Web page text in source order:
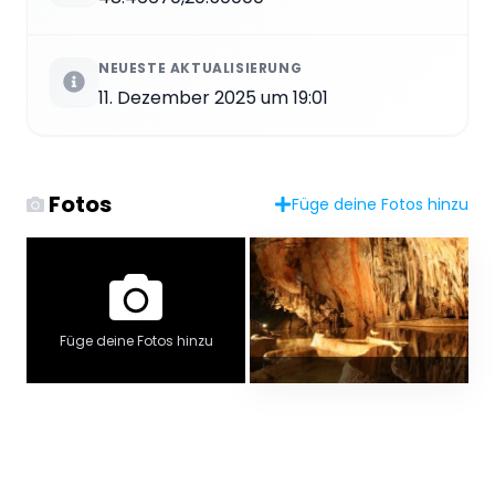
NEUESTE AKTUALISIERUNG
11. Dezember 2025 um 19:01
Fotos Füge deine Fotos hinzu
Füge deine Fotos hinzu